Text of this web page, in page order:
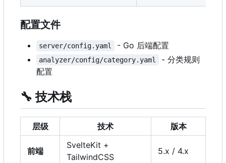
配置文件
server/config.yaml - Go 后端配置
analyzer/config/category.yaml
- 分类规则
配置
🔧 技术栈
层级 技术 版本
前端
SvelteKit +
TailwindCSS
5.x / 4.x